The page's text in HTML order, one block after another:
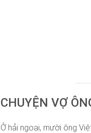
CHUYỆN VỢ
Ở hải ngoại, mười ông